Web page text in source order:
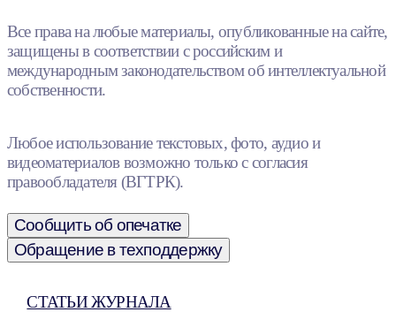
Все права на любые материалы, опубликованные на сайте,
защищены в соответствии с российским и
международным законодательством об интеллектуальной
собственности.
Любое использование текстовых, фото, аудио и
видеоматериалов возможно только с согласия
правообладателя (ВГТРК).
Сообщить об опечатке
Обращение в техподдержку
СТАТЬИ ЖУРНАЛА